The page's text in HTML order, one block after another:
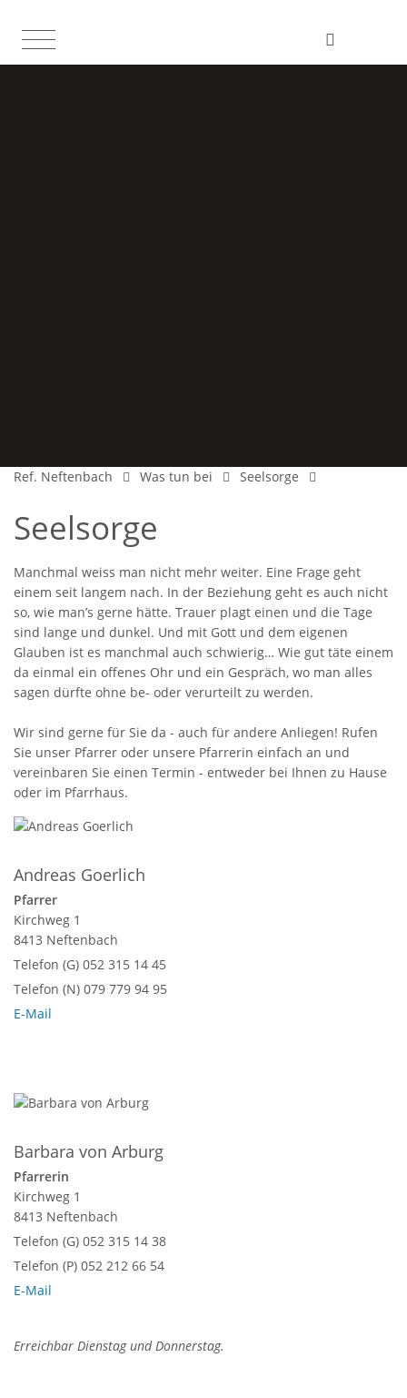
Ref. Neftenbach Was tun bei Seelsorge
Seelsorge
Manchmal weiss man nicht mehr weiter. Eine Frage geht
einem seit langem nach. In der Beziehung geht es auch nicht
so, wie man’s gerne hätte. Trauer plagt einen und die Tage
sind lange und dunkel. Und mit Gott und dem eigenen
Glauben ist es manchmal auch schwierig… Wie gut täte einem
da einmal ein offenes Ohr und ein Gespräch, wo man alles
sagen dürfte ohne be- oder verurteilt zu werden.
Wir sind gerne für Sie da - auch für andere Anliegen! Rufen
Sie unser Pfarrer oder unsere Pfarrerin einfach an und
vereinbaren Sie einen Termin - entweder bei Ihnen zu Hause
oder im Pfarrhaus.
Andreas Goerlich
Pfarrer
Kirchweg 1
8413 Neftenbach
Telefon (G) 052 315 14 45
Telefon (N) 079 779 94 95
E-Mail
Barbara von Arburg
Pfarrerin
Kirchweg 1
8413 Neftenbach
Telefon (G) 052 315 14 38
Telefon (P) 052 212 66 54
E-Mail
Erreichbar Dienstag und Donnerstag.